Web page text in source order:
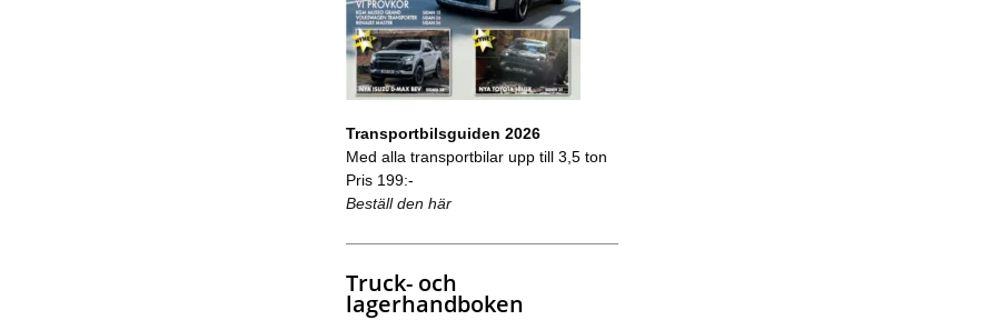
Transportbilsguiden 2026
Med alla transportbilar upp till 3,5 ton
Pris 199:-
Beställ den här
Truck- och
lagerhandboken